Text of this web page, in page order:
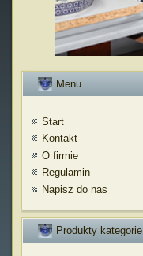
Menu
Start
Kontakt
O firmie
Regulamin
Napisz do nas
Produkty kategorie